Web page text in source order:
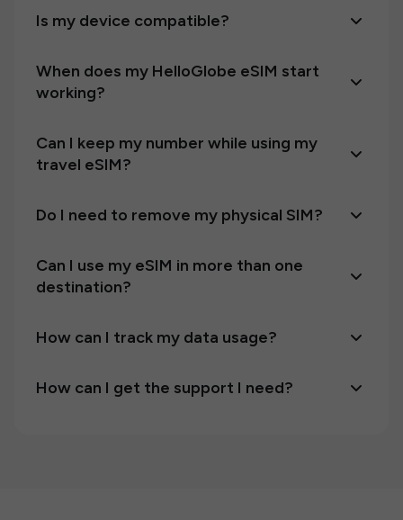
Is my device compatible?
When does my HelloGlobe eSIM start
working?
Can I keep my number while using my
travel eSIM?
Do I need to remove my physical SIM?
Can I use my eSIM in more than one
destination?
How can I track my data usage?
How can I get the support I need?